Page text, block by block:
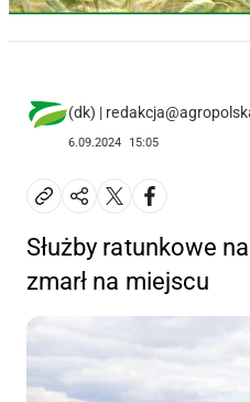
(dk) |
6.09.2024 15:05
Służby ratunkowe
zmarł na miejscu